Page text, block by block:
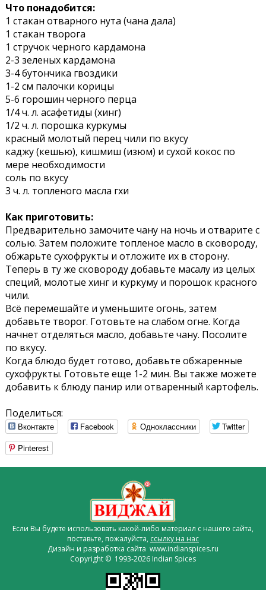
Что понадобится:
1 стакан отварного нута (чана дала)
1 стакан творога
1 стручок черного кардамона
2-3 зеленых кардамона
3-4 бутончика гвоздики
1-2 см палочки корицы
5-6 горошин черного перца
1/4 ч. л. асафетиды (хинг)
1/2 ч. л. порошка куркумы
красный молотый перец чили по вкусу
каджу (кешью), кишмиш (изюм) и сухой кокос по
мере необходимости
соль по вкусу
3 ч. л. топленого масла гхи
Как приготовить:
Предварительно замочите чану на ночь и отварите с
солью. Затем положите топленое масло в сковороду,
обжарьте сухофрукты и отложите их в сторону.
Теперь в ту же сковороду добавьте масалу из целых
специй, молотые хинг и куркуму и порошок красного
чили.
Всё перемешайте и уменьшите огонь, затем
добавьте творог. Готовьте на слабом огне. Когда
начнет отделяться масло, добавьте чану. Посолите
по вкусу.
Когда блюдо будет готово, добавьте обжаренные
сухофрукты. Готовьте еще 1-2 мин. Вы также можете
добавить к блюду панир или отваренный картофель.
Поделиться:
Вконтакте Facebook Одноклассники
Twitter
Pinterest
Если Вы будете использовать какой-либо материал с нашего сайта,
поставьте, пожалуйста, ссылку на нас
Дизайн и разработка сайта www.indianspices.ru
Copyright © 1993-2026 Indian Spices